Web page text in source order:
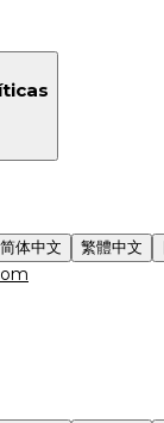
简体中文 繁體中文